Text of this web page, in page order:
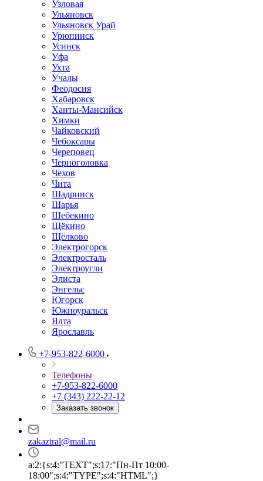
Узловая
Ульяновск
Ульяновск Урай
Урюпинск
Усинск
Уфа
Ухта
Учалы
Феодосия
Хабаровск
Ханты-Мансийск
Химки
Чайковский
Чебоксары
Череповец
Черноголовка
Чехов
Чита
Шадринск
Шарья
Шебекино
Щёкино
Щёлково
Электрогорск
Электросталь
Электроугли
Элиста
Энгельс
Югорск
Южноуральск
Ялта
Ярославль
+7-953-822-6000
Телефоны
+7-953-822-6000
+7 (343) 222-22-12
Заказать звонок
zakaztral@mail.ru
a:2:{s:4:"TEXT";s:17:"Пн-Пт 10:00-
18:00";s:4:"TYPE";s:4:"HTML";}